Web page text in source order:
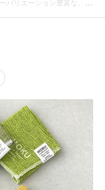
。シワを気にされる方でもタオル素材なので安心して使っていただけます。吸水性、速乾性に優れるので、夏のお供に最適な逸品です◎.#今治タオル#contex#moku#ハンカチ #haus#haus_matsue#hausmatsue #松江カフェ #島根カフェ#松江 #島根 #山陰